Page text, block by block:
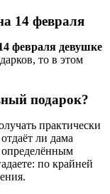
14 февраля
февраля девушке
то в этом
подарок?
практически
ли дама
определённым
по крайней